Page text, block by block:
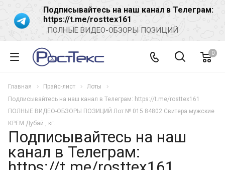
Подписывайтесь на наш канал в Телеграм:
https://t.me/rosttex161
ПОЛНЫЕ ВИДЕО-ОБЗОРЫ ПОЗИЦИЙ
0
Главная Прайс-лист
Лоты
Подписывайтесь на наш канал в Телеграм: https://t.me/rosttex161
ПОЛНЫЕ ВИДЕО-ОБЗОРЫ ПОЗИЦИЙ Лот № 015 84802 Свитера мужские
КРЕМ Дубай , кг.:
Подписывайтесь на наш
канал в Телеграм: